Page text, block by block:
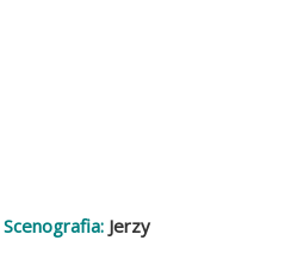
Scenografia: Jerzy